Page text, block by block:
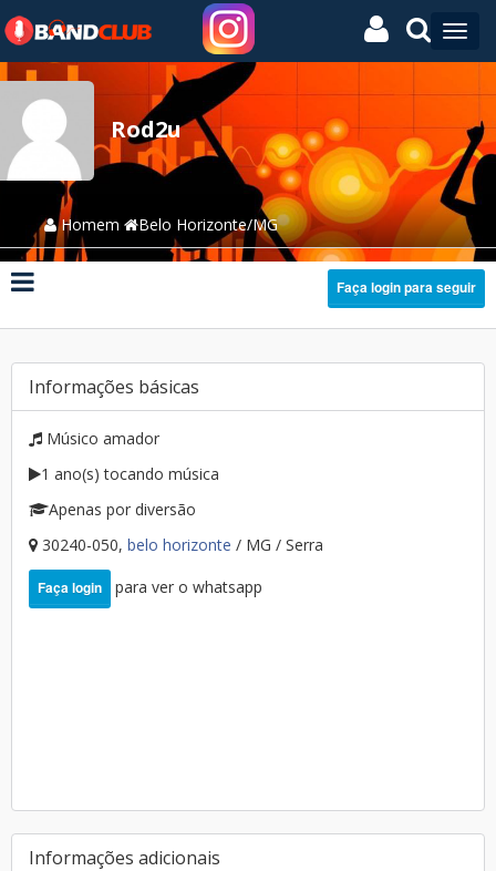
Rod2u
Homem Belo Horizonte/MG
Faça login para seguir
Informações básicas
Músico amador
1 ano(s) tocando música
Apenas por diversão
30240-050, belo horizonte / MG / Serra
Faça login para ver o whatsapp
Informações adicionais